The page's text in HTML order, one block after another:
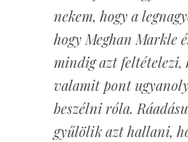
nekem, hogy a
hogy Meghan Markle
mindig azt feltételezi,
valamit pont
beszélni róla.
gyűlölik azt hallani,